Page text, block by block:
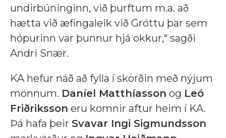
undirbúninginn, við þurftum m.a. að
hætta við æfingaleik við Gróttu þar sem
hópurinn var þunnur hjá okkur,“ sagði
Andri Snær.
KA hefur náð að fylla í skörðin með nýjum
mönnum. Daníel Matthíasson og Leó
Friðriksson eru komnir aftur heim í KA.
Þá hafa þeir Svavar Ingi Sigmundsson